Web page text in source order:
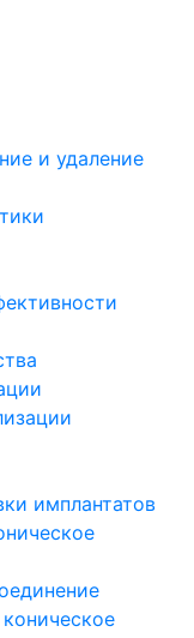
и удаление
имплантатов